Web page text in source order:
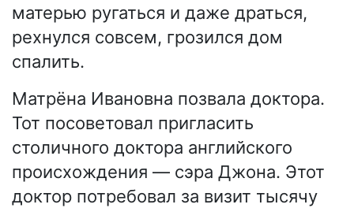
матерью ругаться и даже драться,
рехнулся совсем, грозился дом
спалить.
Матрёна Ивановна позвала доктора.
Тот посоветовал пригласить
столичного доктора английского
происхождения — сэра Джона. Этот
доктор потребовал за визит тысячу